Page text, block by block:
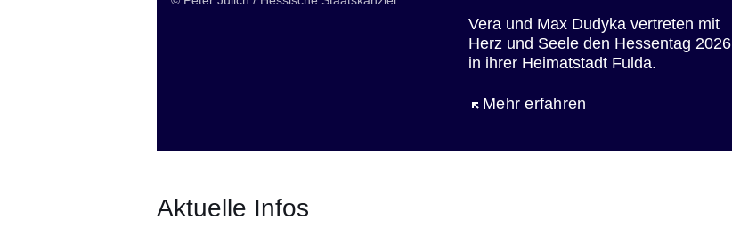
Vera und Max Dudyka vertreten mit
Herz und Seele den Hessentag 2026
in ihrer Heimatstadt Fulda.
Mehr erfahren
Öffnet sich in einem neuen Fenster
Aktuelle Infos